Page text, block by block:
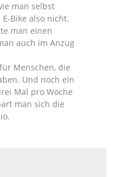
man selbst
Bike also nicht.
man einen
auch im Anzug
Menschen, die
Und noch ein
Mal pro Woche
man sich die